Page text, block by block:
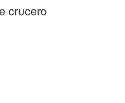
crucero